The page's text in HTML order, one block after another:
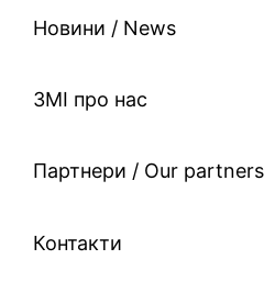
Новини / News
ЗМІ про нас
Партнери / Our partners
Контакти